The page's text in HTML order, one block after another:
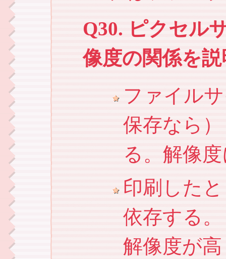
Q30. ピクセル
像度の関係を
ファイル
保存なら
る。解像
印刷した
依存する
解像度が